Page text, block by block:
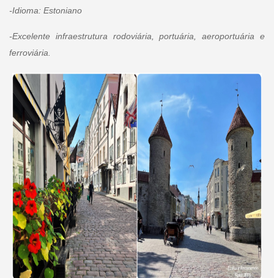
-Idioma: Estoniano
-Excelente infraestrutura rodoviária, portuária, aeroportuária e
ferroviária.